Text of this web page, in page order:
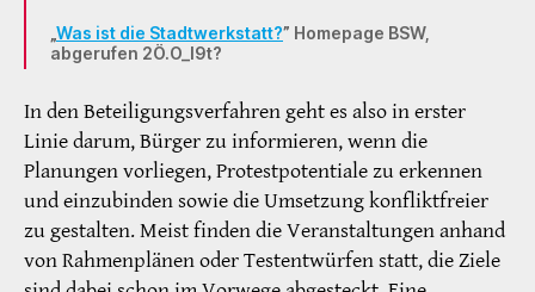
Was ist die Stadtwerkstatt?” Homepage BSW,
abgerufen 2Ö.O_I9t?
In den Beteiligungsverfahren geht es also in erster
Linie darum, Bürger zu informieren, wenn die
Planungen vorliegen, Protestpotentiale zu erkennen
und einzubinden sowie die Umsetzung konfliktfreier
zu gestalten. Meist finden die Veranstaltungen anhand
von Rahmenplänen oder Testentwürfen statt, die Ziele